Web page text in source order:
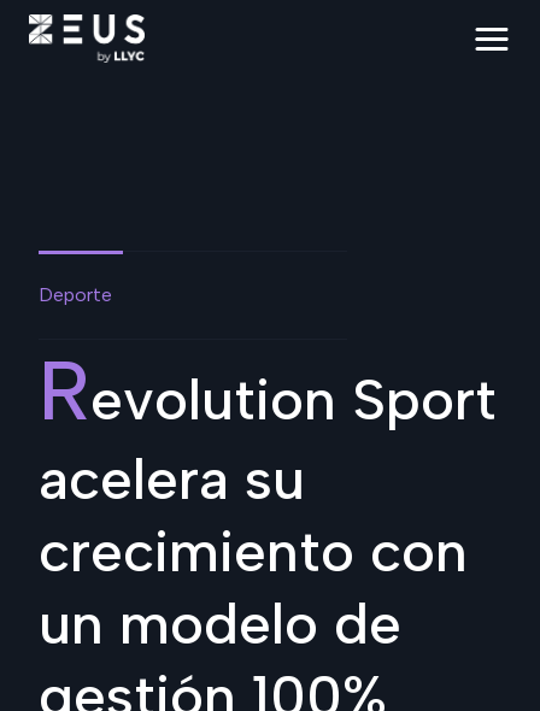
Deporte
Revolution Sport
acelera su
crecimiento con
un modelo de
gestión 100%